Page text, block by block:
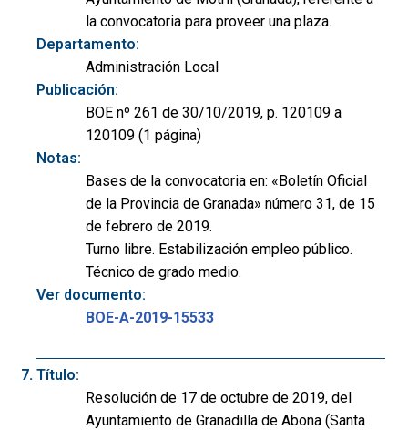
la convocatoria para proveer una plaza.
Departamento:
Administración Local
Publicación:
BOE nº 261 de 30/10/2019, p. 120109 a
120109 (1 página)
Notas:
Bases de la convocatoria en: «Boletín Oficial
de la Provincia de Granada» número 31, de 15
de febrero de 2019.
Turno libre. Estabilización empleo público.
Técnico de grado medio.
Ver documento:
BOE-A-2019-15533
Título:
Resolución de 17 de octubre de 2019, del
Ayuntamiento de Granadilla de Abona (Santa